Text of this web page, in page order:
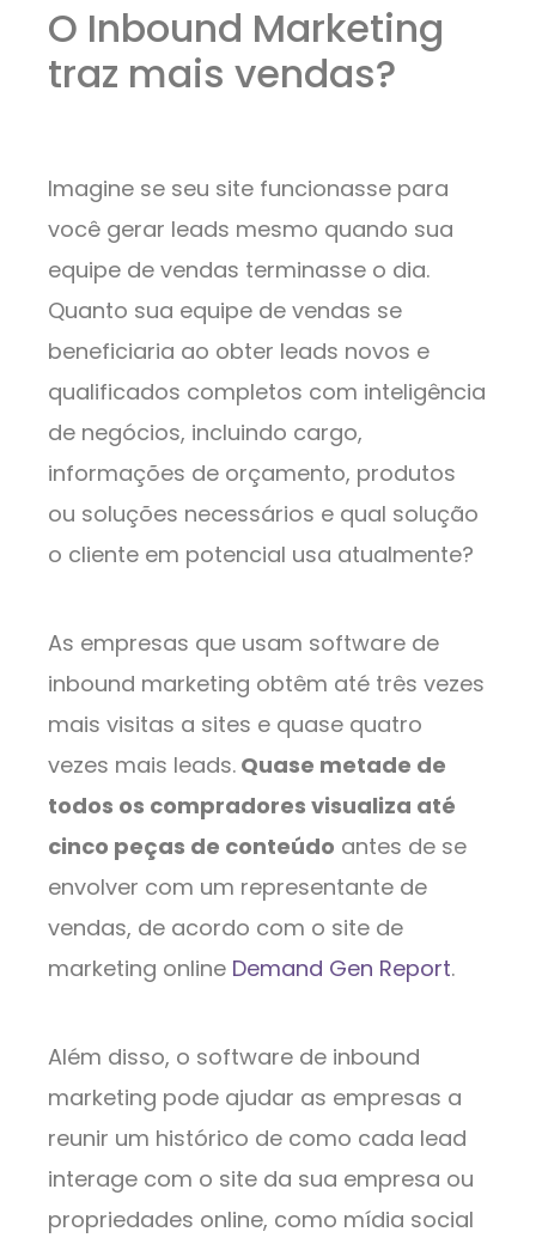
O Inbound Marketing
traz mais vendas?
Imagine se seu site funcionasse para
você gerar leads mesmo quando sua
equipe de vendas terminasse o dia.
Quanto sua equipe de vendas se
beneficiaria ao obter leads novos e
qualificados completos com inteligência
de negócios, incluindo cargo,
informações de orçamento, produtos
ou soluções necessários e qual solução
o cliente em potencial usa atualmente?
As empresas que usam software de
inbound marketing obtêm até três vezes
mais visitas a sites e quase quatro
vezes mais leads. Quase metade de
todos os compradores visualiza até
cinco peças de conteúdo antes de se
envolver com um representante de
vendas, de acordo com o site de
marketing online Demand Gen Report.
Além disso, o software de inbound
marketing pode ajudar as empresas a
reunir um histórico de como cada lead
interage com o site da sua empresa ou
propriedades online, como mídia social